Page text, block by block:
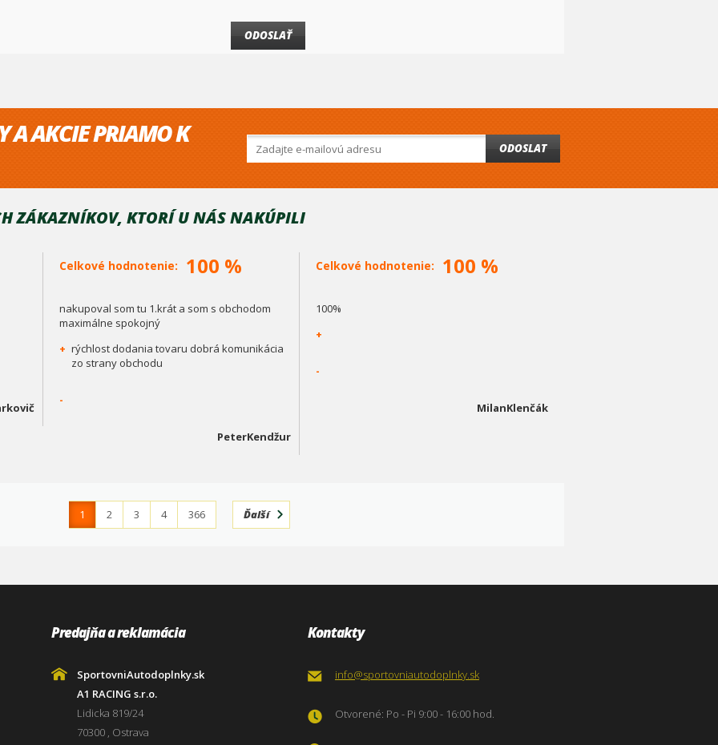
A AKCIE PRIAMO K
ODOSLAT
ZÁKAZNÍKOV, KTORÍ U NÁS NAKÚPILI
Celkové hodnotenie: 100 %
nakupoval som tu 1.krát a som s obchodom
maximálne spokojný
+ rýchlost dodania tovaru dobrá komunikácia
zo strany obchodu
-
PeterKendžur
Celkové hodnotenie: 100 %
100%
+
-
MilanKlenčák
1 2 3 4 366 Ďalší
Predajňa a reklamácia
SportovniAutodoplnky.sk
A1 RACING s.r.o.
Lidicka 819/24
70300 , Ostrava
Kontakty
info@sportovniautodoplnky.sk
Otvorené: Po - Pi 9:00 - 16:00 hod.